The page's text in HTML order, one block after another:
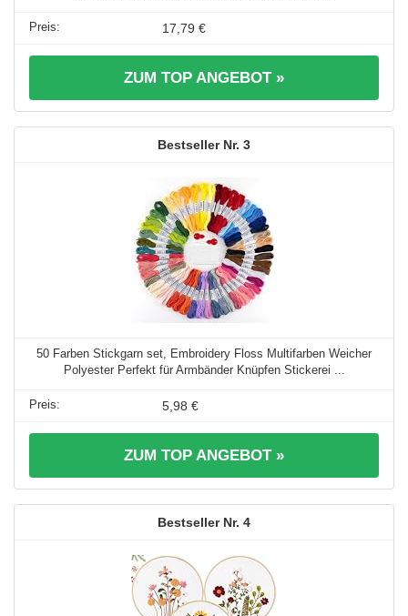
17,79 €
ZUM TOP ANGEBOT »
3
50 Farben Stickgarn set, Embroidery Floss Multifarben Weicher
Polyester Perfekt für Armbänder Knüpfen Stickerei ...
5,98 €
ZUM TOP ANGEBOT »
4